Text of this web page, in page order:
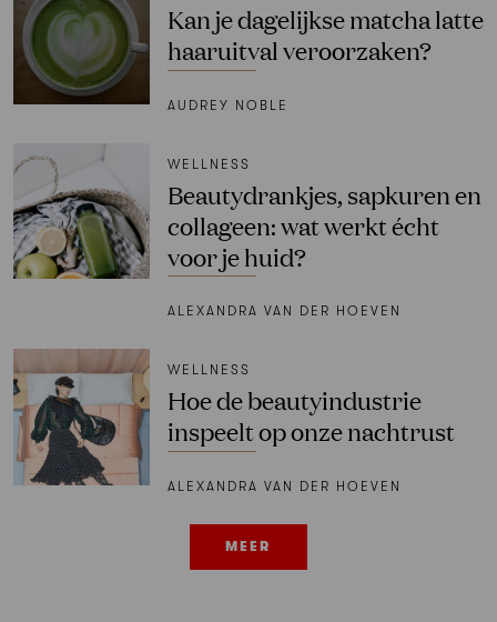
Kan je dagelijkse matcha latte
haaruitval veroorzaken?
AUDREY NOBLE
WELLNESS
Beautydrankjes, sapkuren en
collageen: wat werkt écht
voor je huid?
ALEXANDRA VAN DER HOEVEN
WELLNESS
Hoe de beautyindustrie
inspeelt op onze nachtrust
ALEXANDRA VAN DER HOEVEN
MEER